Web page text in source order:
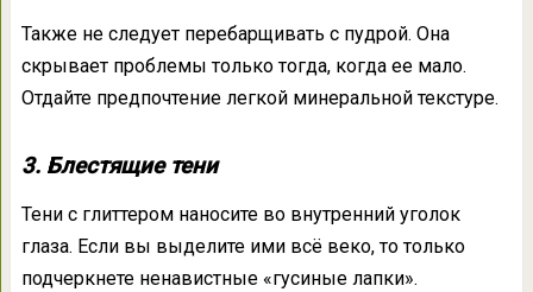
Также не следует перебарщивать с пудрой. Она
скрывает проблемы только тогда, когда ее мало.
Отдайте предпочтение легкой минеральной текстуре.
3. Блестящие тени
Тени с глиттером наносите во внутренний уголок
глаза. Если вы выделите ими всё веко, то только
подчеркнете ненавистные «гусиные лапки».